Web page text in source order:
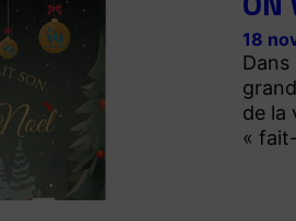
18
de la
«